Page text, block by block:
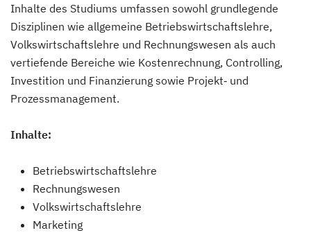
Inhalte des Studiums umfassen sowohl grundlegende
Disziplinen wie allgemeine Betriebswirtschaftslehre,
Volkswirtschaftslehre und Rechnungswesen als auch
vertiefende Bereiche wie Kostenrechnung, Controlling,
Investition und Finanzierung sowie Projekt‑ und
Prozessmanagement.
Inhalte:
Betriebswirtschaftslehre
Rechnungswesen
Volkswirtschaftslehre
Marketing